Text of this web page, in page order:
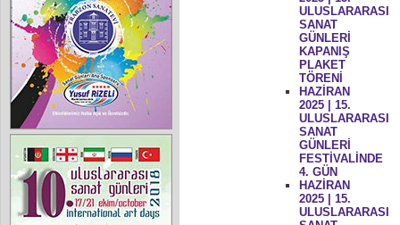
ULUSLARARASI
SANAT
GÜNLERİ
KAPANIŞ
PLAKET
TÖRENİ
HAZİRAN
2025 | 15.
ULUSLARARASI
SANAT
GÜNLERİ
FESTİVALİNDE
4. GÜN
HAZİRAN
2025 | 15.
ULUSLARARASI